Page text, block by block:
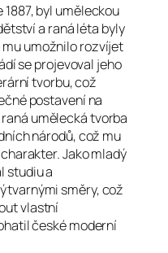
byl uměleckou
a raná léta byly
umožnilo rozvíjet
se projevoval jeho
tvorbu, což
postavení na
umělecká tvorba
národů, což mu
Jako mladý
studiu a
směry, což
vlastní
české moderní